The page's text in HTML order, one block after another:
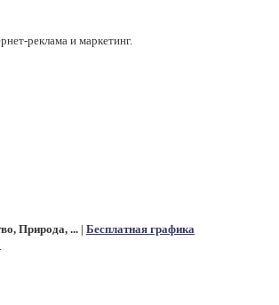
реклама и маркетинг.
Природа, ... Бесплатная графика